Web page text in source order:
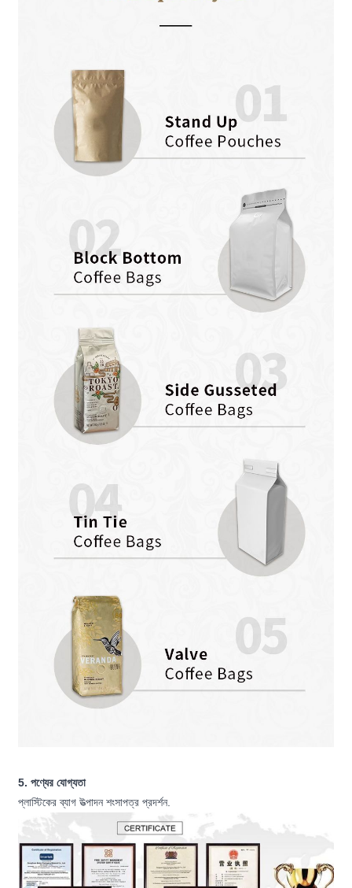
5. পণ্যের যোগ্যতা
প্লাস্টিকের ব্যাগ উত্পাদন শংসাপত্র প্রদর্শন.